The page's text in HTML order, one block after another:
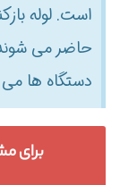
است. لوله
حاضر می
دستگاه ها می
برای